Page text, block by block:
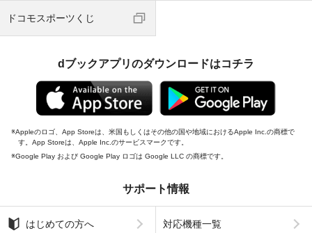
ドコモスポーツくじ
dブックアプリのダウンロードはコチラ
Appleのロゴ、App Storeは、米国もしくはその他の国や地域におけるApple Inc.の商標で
す。App Storeは、Apple Inc.のサービスマークです。
Google Play および Google Play ロゴは Google LLC の商標です。
サポート情報
はじめての方へ 対応機種一覧